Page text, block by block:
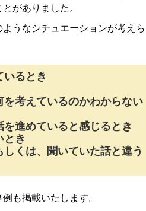
がありました。
ようなシチュエーションが考えら
るとき
考えているのかわからない
進めていると感じるとき
き
くは、聞いていた話と違う
も掲載いたします。